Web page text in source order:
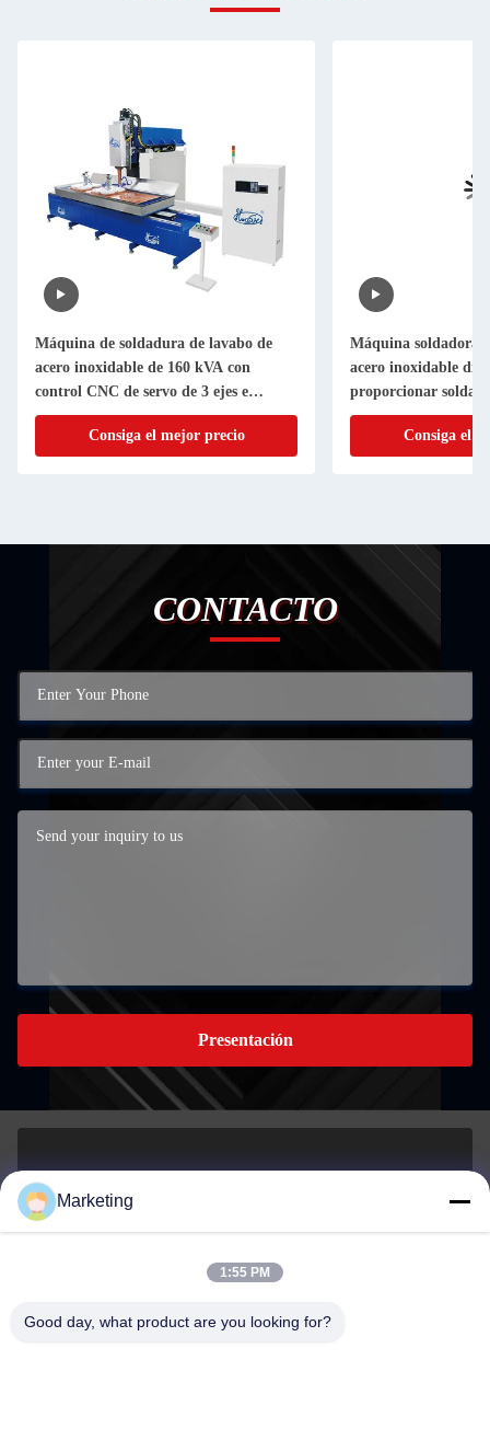
Máquina de soldadura de lavabo de
acero inoxidable de 160 kVA con
control CNC de servo de 3 ejes e
inversor de frecuencia media (MFDC)
Consiga el mejor precio
Máquina soldadora
acero inoxidable
proporcionar
para aplicaciones
fregaderos de cocina
Consiga el
CONTACTO
Presentación
0086-755-84567286
Marketing
1:55 PM
Good day, what product are you looking for?